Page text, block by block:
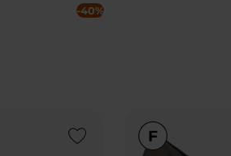
-40%
Add to Wishlist